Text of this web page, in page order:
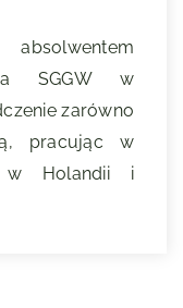
SGGW w
zarówno
pracując w
w Holandii i